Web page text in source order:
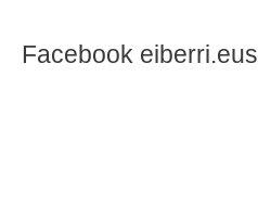
Facebook eiberri.eus